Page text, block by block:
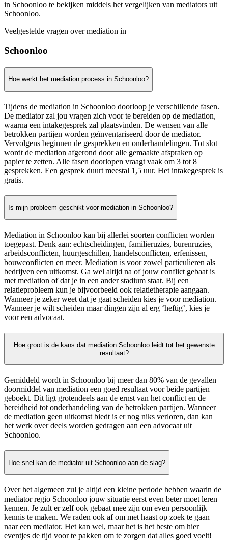
in Schoonloo te bekijken middels het vergelijken van mediators uit
Schoonloo.
Veelgestelde vragen over mediation in
Schoonloo
Hoe werkt het mediation process in Schoonloo?
Tijdens de mediation in Schoonloo doorloop je verschillende fasen.
De mediator zal jou vragen zich voor te bereiden op de mediation,
waarna een intakegesprek zal plaatsvinden. De wensen van alle
betrokken partijen worden geïnventariseerd door de mediator.
Vervolgens beginnen de gesprekken en onderhandelingen. Tot slot
wordt de mediation afgerond door alle gemaakte afspraken op
papier te zetten. Alle fasen doorlopen vraagt vaak om 3 tot 8
gesprekken. Een gesprek duurt meestal 1,5 uur. Het intakegesprek is
gratis.
Is mijn probleem geschikt voor mediation in Schoonloo?
Mediation in Schoonloo kan bij allerlei soorten conflicten worden
toegepast. Denk aan: echtscheidingen, familieruzies, burenruzies,
arbeidsconflicten, huurgeschillen, handelsconflicten, erfenissen,
bouwconflicten en meer. Mediation is voor zowel particulieren als
bedrijven een uitkomst. Ga wel altijd na of jouw conflict gebaat is
met mediation of dat je in een ander stadium staat. Bij een
relatieprobleem kun je bijvoorbeeld ook relatietherapie aangaan.
Wanneer je zeker weet dat je gaat scheiden kies je voor mediation.
Wanneer je wilt scheiden maar dingen zijn al erg ‘heftig’, kies je
voor een advocaat.
Hoe groot is de kans dat mediation Schoonloo leidt tot het gewenste
resultaat?
Gemiddeld wordt in Schoonloo bij meer dan 80% van de gevallen
doormiddel van mediation een goed resultaat voor beide partijen
geboekt. Dit ligt grotendeels aan de ernst van het conflict en de
bereidheid tot onderhandeling van de betrokken partijen. Wanneer
de mediation geen uitkomst biedt is er nog niks verloren, dan kan
het werk over deels worden gedragen aan een advocaat uit
Schoonloo.
Hoe snel kan de mediator uit Schoonloo aan de slag?
Over het algemeen zul je altijd een kleine periode hebben waarin de
mediator regio Schoonloo jouw situatie eerst even beter moet leren
kennen. Je zult er zelf ook gebaat mee zijn om even persoonlijk
kennis te maken. We raden ook af om met haast op zoek te gaan
naar een mediator. Het kan wel, maar het is het beste om hier
eventjes de tijd voor te pakken om te zorgen dat alles goed voelt!